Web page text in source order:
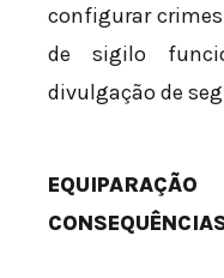
configurar
de sigilo
divulgação de